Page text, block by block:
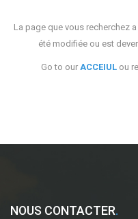
La page que vous recherchez
été modifiée ou est
Go to our ACCEIUL ou
NOUS CONTACTER.